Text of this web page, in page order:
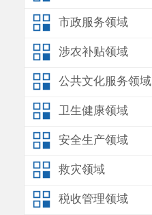
市政服务领域
涉农补贴领域
公共文化服务领域
卫生健康领域
安全生产领域
救灾领域
税收管理领域